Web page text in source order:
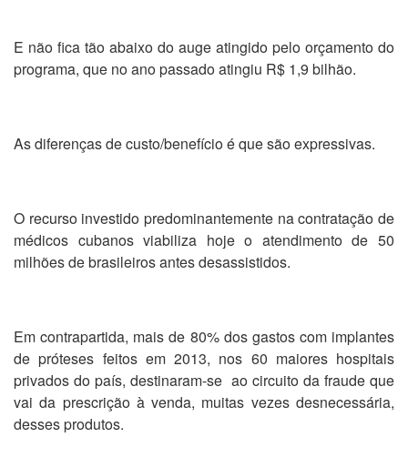
E não fica tão abaixo do auge atingido pelo orçamento do
programa, que no ano passado atingiu R$ 1,9 bilhão.
As diferenças de custo/benefício é que são expressivas.
O recurso investido predominantemente na contratação de
médicos cubanos viabiliza hoje o atendimento de 50
milhões de brasileiros antes desassistidos.
Em contrapartida, mais de 80% dos gastos com implantes
de próteses feitos em 2013, nos 60 maiores hospitais
privados do país, destinaram-se ao circuito da fraude que
vai da prescrição à venda, muitas vezes desnecessária,
desses produtos.